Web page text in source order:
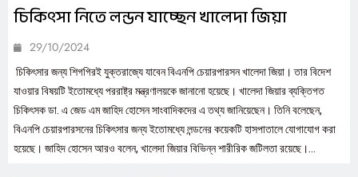
What are the latest trends in smartphone
What Are the Best Practices for Ensuring
Cybersecurity in Remote Work
Environments?
চিকিৎসা নিতে লন্ডন যাচ্ছেন খালেদা জিয়া
29/10/2024
চিকিৎসার জন্য শিগগিরই যুক্তরাজ্যে যাবেন বিএনপি চেয়ারপারসন খালেদা জিয়া। তার বিদেশ
যাওয়ার বিষয়টি ইতোমধ্যে পররাষ্ট্র মন্ত্রণালয়কে জানানো হয়েছে। খালেদা জিয়ার ব্যক্তিগত
চিকিৎসক ডা. এ জেড এম জাহিদ হোসেন সাংবাদিকদের এ তথ্য জানিয়েছেন। তিনি বলেছেন,
বিএনপি চেয়ারপারসনের চিকিৎসার জন্য ইতোমধ্যে লন্ডনের কয়েকটি হাসপাতালে যোগাযোগ করা
হয়েছে। জাহিদ হোসেন আরও বলেন, খালেদা জিয়ার বিভিন্ন শারীরিক জটিলতা রয়েছে।...